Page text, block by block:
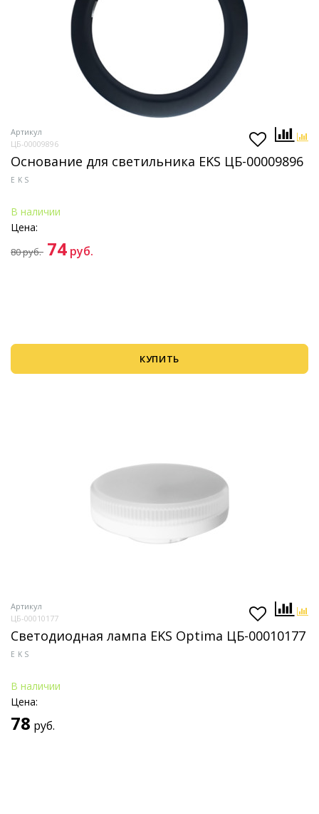
Артикул
ЦБ-00009896
Основание для светильника EKS ЦБ-00009896
EKS
В наличии
Цена:
80руб. 74 руб.
КУПИТЬ
Артикул
ЦБ-00010177
Светодиодная лампа EKS Optima ЦБ-00010177
EKS
В наличии
Цена:
78 руб.